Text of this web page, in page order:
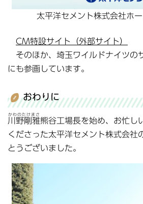
太平洋セメント株式会社ホ
CM特設サイト（外部サイト）
そのほか、埼玉ワイルドナイツの
にも参画しています。
おわりに
川野剛雅
かわのたけまさ
熊谷工場長を始め、お忙し
くださった太平洋セメント株式会社
とうございました。